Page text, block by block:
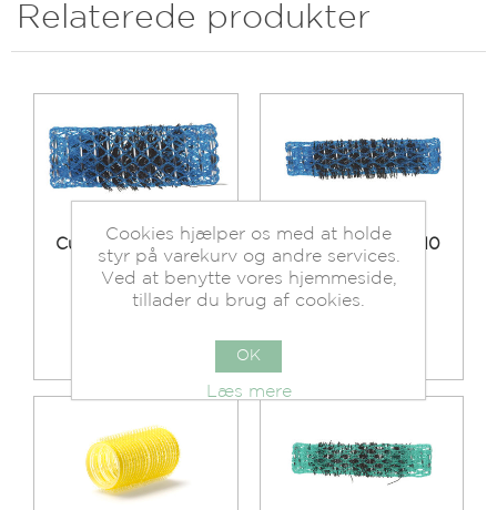
Relaterede produkter
Curler Spiral Blå 25
mm. 1x12 stk.
Beholdning:
Curler Spiral Blå 10
mm. 1x12 stk.
Beholdning:
Cookies hjælper os med at holde
styr på varekurv og andre services.
Ved at benytte vores hjemmeside,
tillader du brug af cookies.
OK
Læs mere